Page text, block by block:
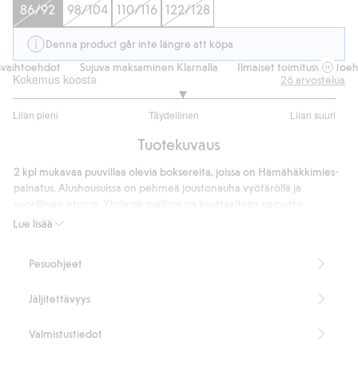
86/92 98/104 110/116 122/128
Denna product går inte längre att köpa
Sujuva maksaminen Klarnalla Ilmaiset
Kokemus koosta
Liian pieni Täydellinen Liian suuri
/
ääneen
26 arvostelua
Tuotekuvaus
Lue lisää
2 kpl mukavaa puuvillaa olevia boksereita, joissa on Hämähäkkimies-
painatus. Alushousuissa on pehmeä joustonauha vyötäröllä ja
Hämähäkkimies-kuviointi ja toisessa on suuri painatus sivulla.
Pesuohjeet
Jäljitettävyys
Valmistustiedot